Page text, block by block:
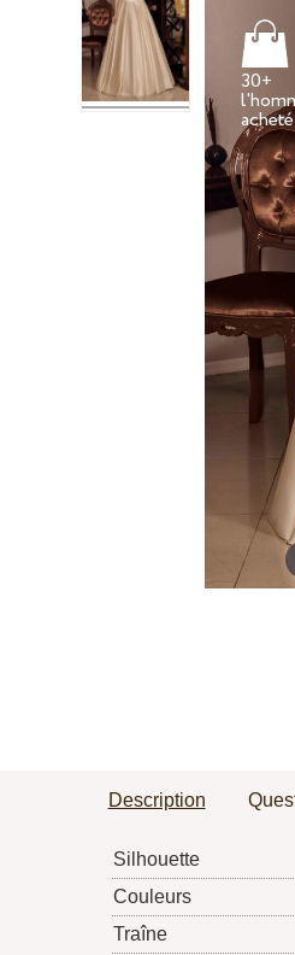
30+
acheté
Description
Silhouette
Couleurs
Traîne